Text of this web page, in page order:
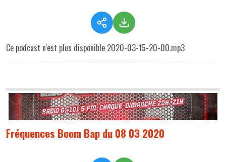
Ce podcast n'est plus disponible 2020-03-15-20-00.mp3
Fréquences Boom Bap du 08 03 2020